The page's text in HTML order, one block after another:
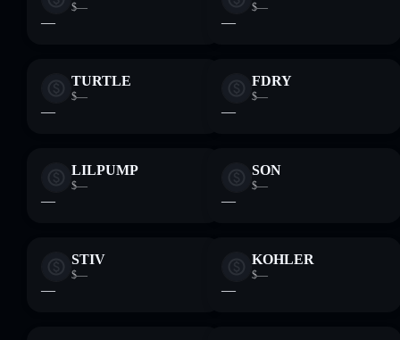
$—
—
$—
—
TURTLE
$—
—
FDRY
$—
—
LILPUMP
$—
—
SON
$—
—
STIV
$—
—
KOHLER
$—
—